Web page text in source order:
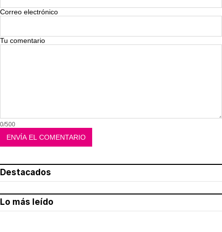
Correo electrónico
Tu comentario
0/500
Destacados
Lo más leído